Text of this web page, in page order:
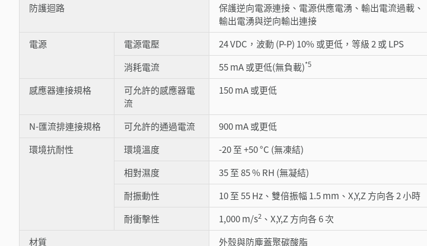
防護迴路
保護逆向電源連接、電源供應電湧、輸出電流過載、
輸出電湧與逆向輸出連接
電源
電源電壓
24 VDC，波動 (P-P) 10% 或更低，等級 2 或 LPS
消耗電流
55 mA 或更低(無負載)*5
感應器連接規格
可允許的感應器電
流
150 mA 或更低
N-匯流排連接規格 可允許的通過電流
900 mA 或更低
環境抗耐性
環境溫度
-20 至 +50 °C (無凍結)
相對濕度
35 至 85 % RH (無凝結)
耐振動性
10 至 55 Hz、雙倍振幅 1.5 mm、X,Y,Z 方向各 2 小時
耐衝擊性
1,000 m/s2 、X,Y,Z 方向各 6 次
材質
外殼與防塵蓋聚碳酸脂